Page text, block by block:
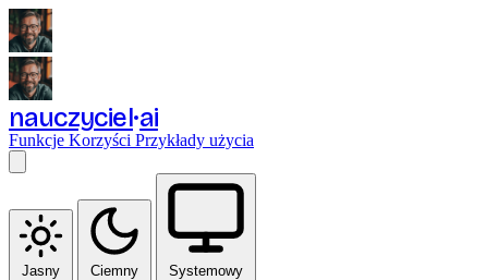
nauczyciel ai
Funkcje Korzyści Przykłady użycia
Jasny Ciemny Systemowy